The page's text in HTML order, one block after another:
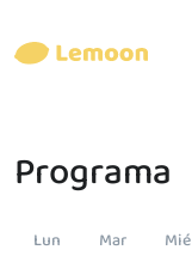
Programa
Lun Mar Mié